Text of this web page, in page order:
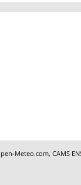
Meteo.com,CAMS